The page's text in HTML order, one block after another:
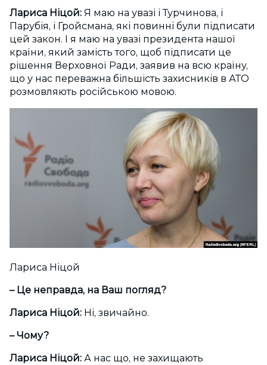
Лариса Ніцой: Я маю на увазі і Турчинова, і
Парубія, і Гройсмана, які повинні були підписати
цей закон. І я маю на увазі президента нашої
країни, який замість того, щоб підписати це
рішення Верховної Ради, заявив на всю країну,
що у нас переважна більшість захисників в АТО
розмовляють російською мовою.
Лариса Ніцой
– Це неправда, на Ваш погляд?
Лариса Ніцой: Ні, звичайно.
– Чому?
Лариса Ніцой: А нас що, не захищають